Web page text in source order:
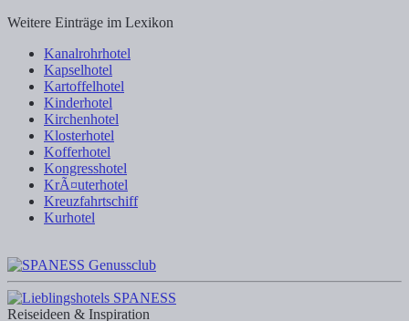
Weitere Einträge im Lexikon
Kanalrohrhotel
Kapselhotel
Kartoffelhotel
Kinderhotel
Kirchenhotel
Klosterhotel
Kofferhotel
Kongresshotel
KrÃ¤uterhotel
Kreuzfahrtschiff
Kurhotel
Reiseideen & Inspiration